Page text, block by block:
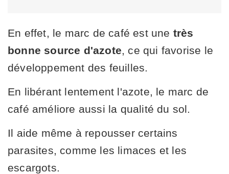
En effet, le marc de café est une très
bonne source d'azote , ce qui favorise le
développement des feuilles.
En libérant lentement l'azote, le marc de
café améliore aussi la qualité du sol.
Il aide même à repousser certains
parasites, comme les limaces et les
escargots.